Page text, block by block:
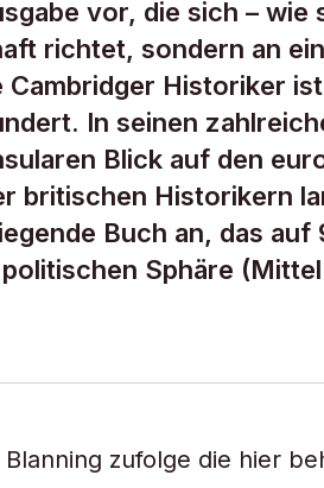
vor, die sich – wie
richtet, sondern an
Historiker
In seinen
Blick auf den
britischen Historikern
Buch an, das auf
Sphäre
zufolge die hier